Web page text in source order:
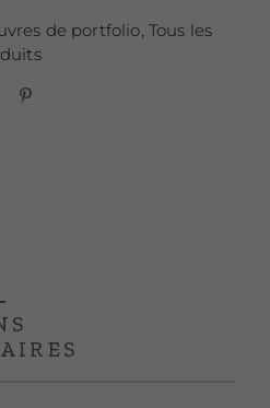
de portfolio Tous les